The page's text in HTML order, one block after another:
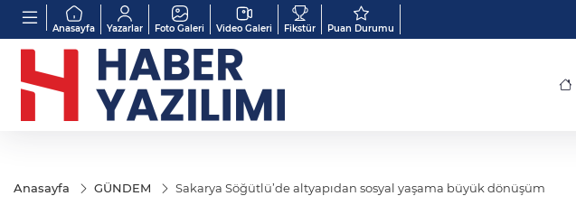
Anasayfa Yazarlar Foto Galeri Video Galeri Fikstür Puan Durumu
Anasayfa GÜNDEM Sakarya Söğütlü’de altyapıdan sosyal yaşama büyük dönüşüm